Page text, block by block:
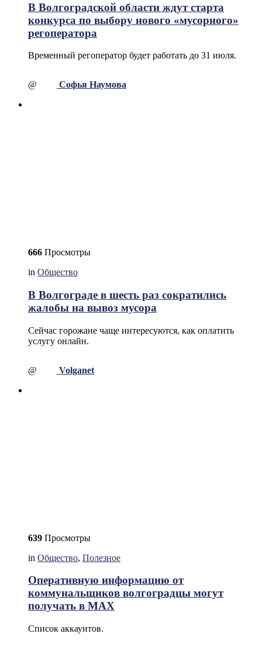
В Волгоградской области ждут старта
конкурса по выбору нового «мусорного»
регоператора
Временный регоператор будет работать до 31 июля.
@ Софья Наумова
666 Просмотры
in Общество
В Волгограде в шесть раз сократились
жалобы на вывоз мусора
Сейчас горожане чаще интересуются, как оплатить
услугу онлайн.
@ Volganet
639 Просмотры
in Общество, Полезное
Оперативную информацию от
коммунальщиков волгоградцы могут
получать в МАХ
Список аккаунтов.